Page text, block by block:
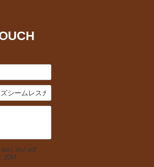
.xls/.pdf
20M